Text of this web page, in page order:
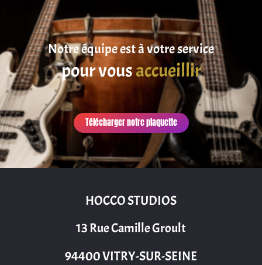
Notre équipe est à votre service
pour vousaccueillir
Télécharger notre plaquette
HOCCO STUDIOS
13 Rue Camille Groult
94400 VITRY-SUR-SEINE